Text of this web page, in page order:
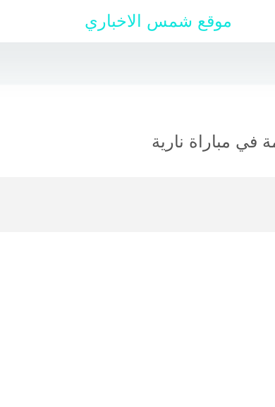
موقع شمس الاخباري
في مباراة نارية